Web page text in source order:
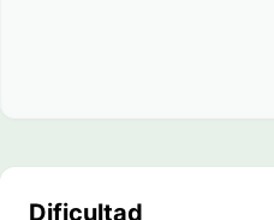
Dificultad